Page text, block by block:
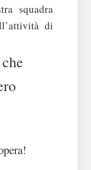
squadra
di